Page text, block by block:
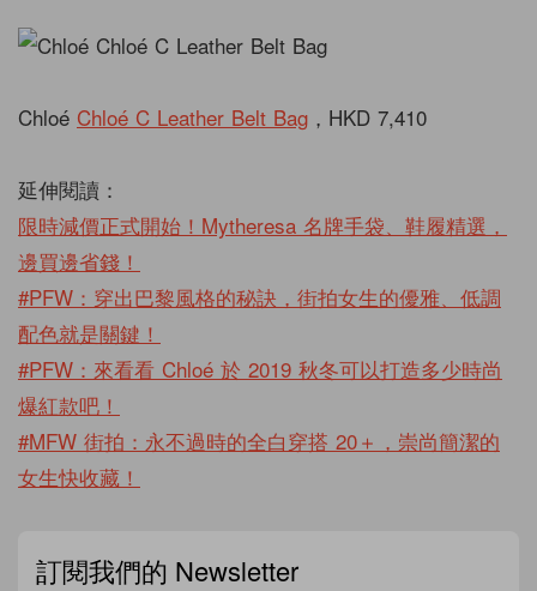
Chloé Chloé C Leather Belt Bag ，HKD 7,410
延伸閱讀：
限時減價正式開始！Mytheresa 名牌手袋、鞋履精選，
邊買邊省錢！
#PFW：穿出巴黎風格的秘訣，街拍女生的優雅、低調
配色就是關鍵！
#PFW：來看看 Chloé 於 2019 秋冬可以打造多少時尚
爆紅款吧！
#MFW 街拍：永不過時的全白穿搭 20＋，崇尚簡潔的
女生快收藏！
訂閱我們的 Newsletter